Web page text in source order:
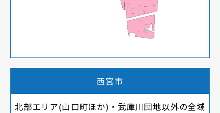
西宮市
北部エリア(山口町ほか)・武庫川団地以外の全域